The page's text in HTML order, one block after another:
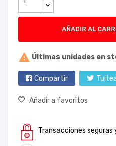
AÑADIR AL
 Últimas unidades en
Compartir
Añadir a favoritos
Transacciones seguras